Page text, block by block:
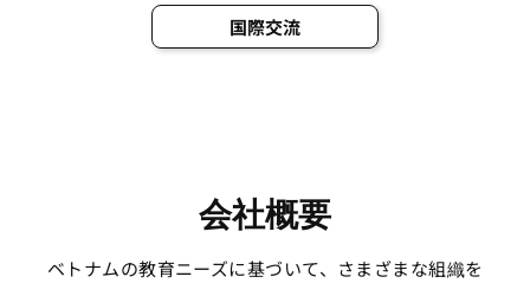
国際交流
会社概要
ベトナムの教育ニーズに基づいて、さまざまな組織を